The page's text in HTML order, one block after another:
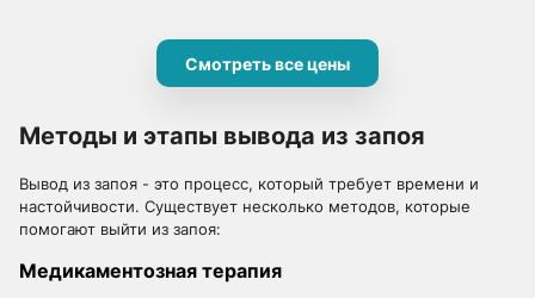
Смотреть все цены
Методы и этапы вывода из запоя
Вывод из запоя - это процесс, который требует времени и
настойчивости. Существует несколько методов, которые
помогают выйти из запоя:
Медикаментозная терапия